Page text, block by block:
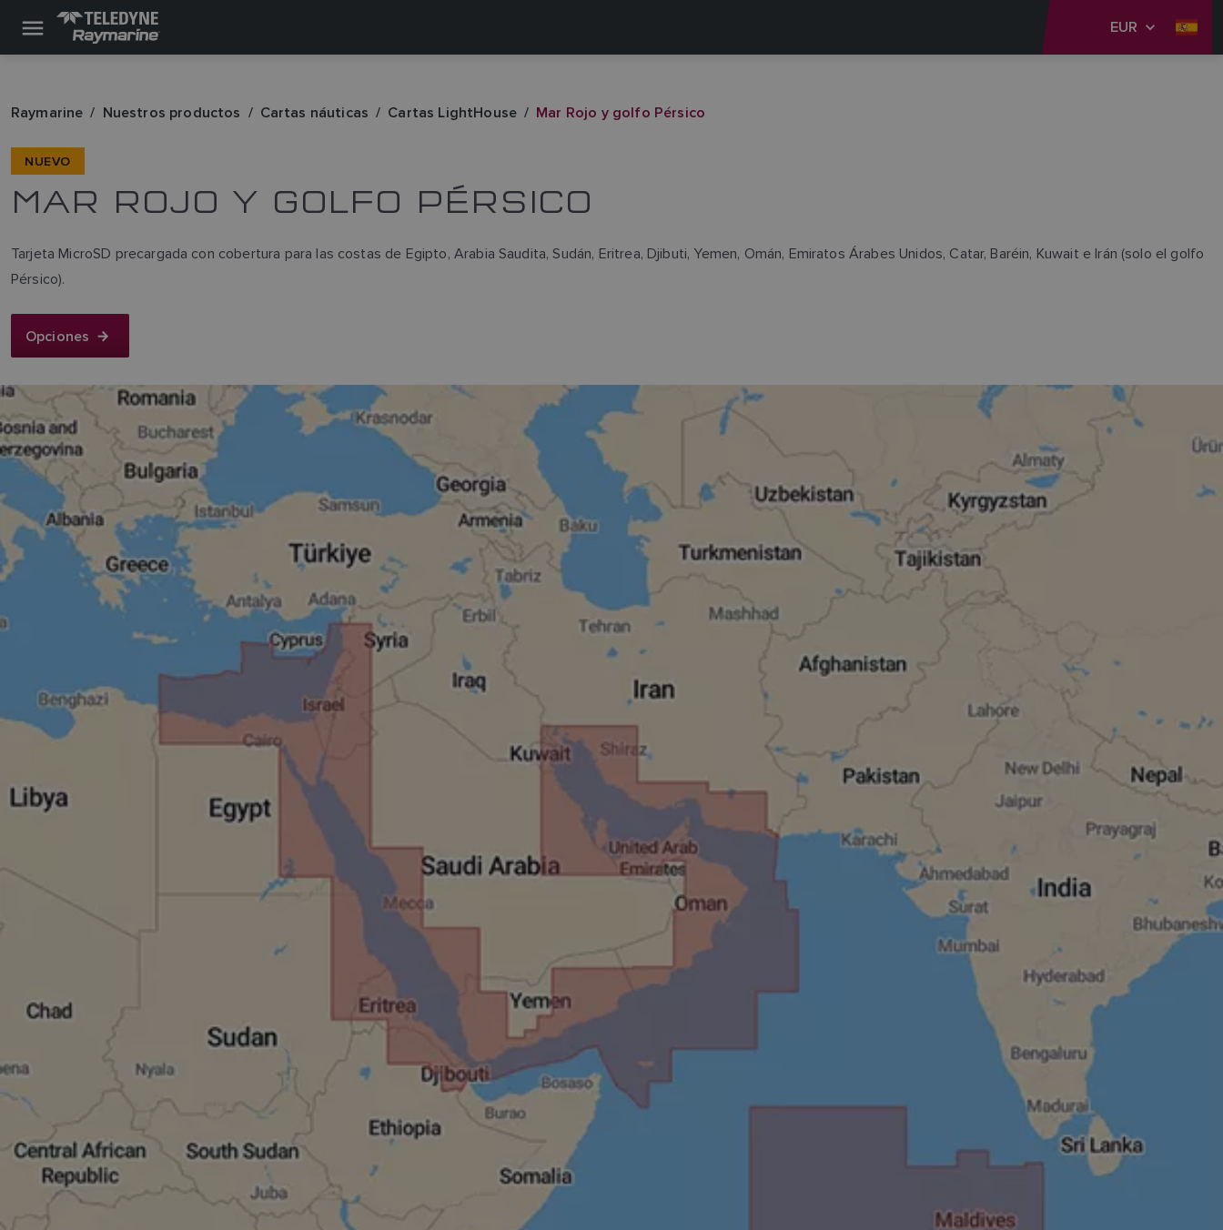
EUR
Raymarine Nuestros productos Cartas náuticas Cartas LightHouse Mar Rojo y golfo Pérsico
NUEVO
MAR ROJO Y GOLFO PÉRSICO
Tarjeta MicroSD precargada con cobertura para las costas de Egipto, Arabia Saudita, Sudán, Eritrea, Djibuti, Yemen, Omán, Emiratos Árabes Unidos, Catar, Baréin, Kuwait e Irán (solo el golfo
Pérsico).
Opciones